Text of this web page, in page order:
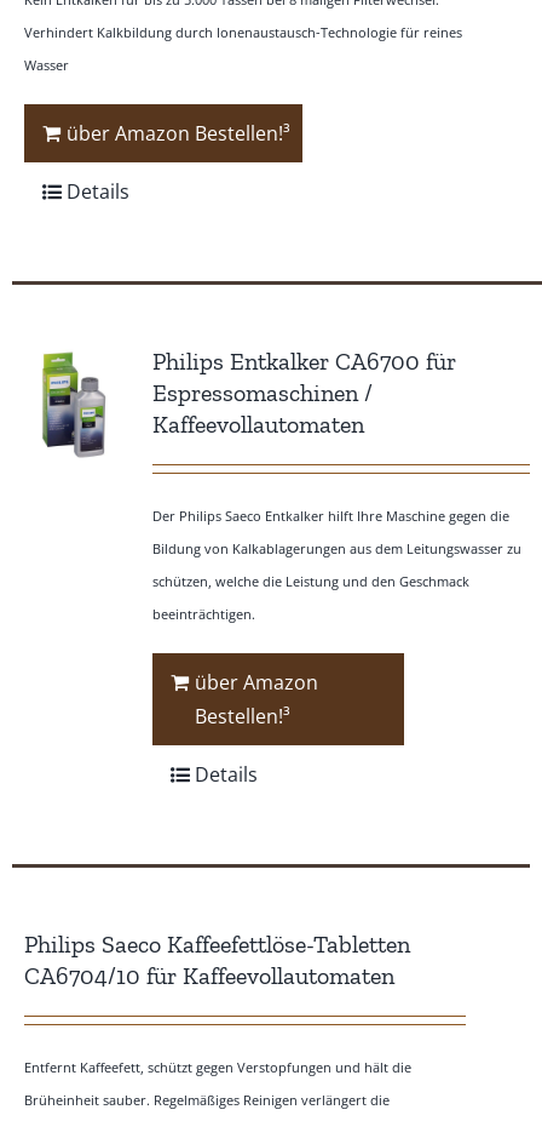
Verhindert Kalkbildung durch Ionenaustausch-Technologie für reines
Wasser
über Amazon Bestellen!³
Details
Philips Entkalker CA6700 für
Espressomaschinen /
Kaffeevollautomaten
Der Philips Saeco Entkalker hilft Ihre Maschine gegen die
Bildung von Kalkablagerungen aus dem Leitungswasser zu
schützen, welche die Leistung und den Geschmack
beeinträchtigen.
über Amazon
Bestellen!³
Details
Philips Saeco Kaffeefettlöse-Tabletten
CA6704/10 für Kaffeevollautomaten
Entfernt Kaffeefett, schützt gegen Verstopfungen und hält die
Brüheinheit sauber. Regelmäßiges Reinigen verlängert die